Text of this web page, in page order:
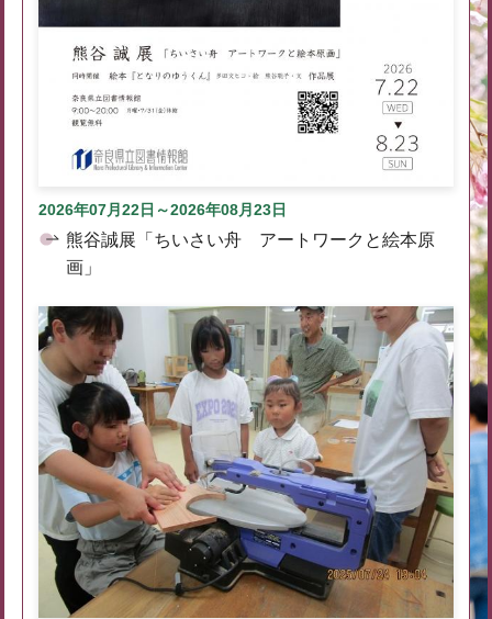
2026年07月22日～2026年08月23日
熊谷誠展「ちいさい舟 アートワークと絵本原
画」